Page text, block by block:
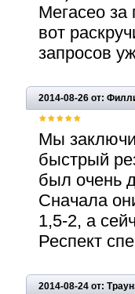
Мегасео за
вот
запросов
2014-08-26 от:
Мы
быстрый
был очень
Сначала
1,5-2, а
Респект
2014-08-24 от: